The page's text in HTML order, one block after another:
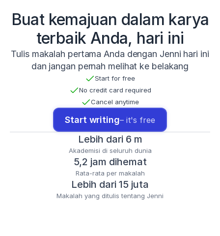
Buat kemajuan dalam karya
terbaik Anda, hari ini
Tulis makalah pertama Anda dengan Jenni hari ini
dan jangan pernah melihat ke belakang
Start for free
No credit card required
Cancel anytime
Start writing– it's free
Lebih dari 6 m
Akademisi di seluruh dunia
5,2 jam dihemat
Rata-rata per makalah
Lebih dari 15 juta
Makalah yang ditulis tentang Jenni